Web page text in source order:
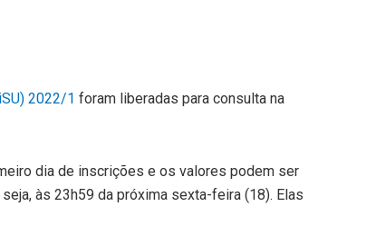
2022/1 foram liberadas para consulta na
dia de inscrições e os valores podem ser
às 23h59 da próxima sexta-feira (18). Elas